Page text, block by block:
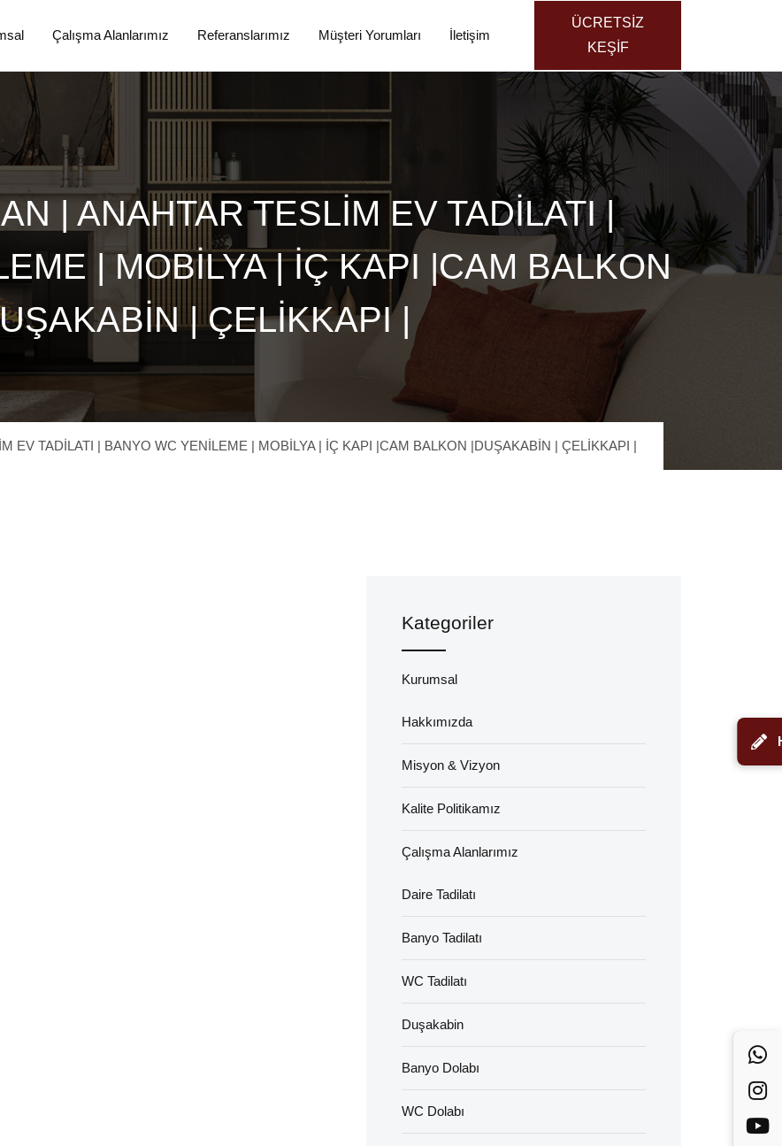
Çalışma Alanlarımız Referanslarımız Müşteri Yorumları İletişim
ÜCRETSİZ
KEŞİF
| ANAHTAR TESLİM EV TADİLATI |
| MOBİLYA | İÇ KAPI |CAM BALKON
| ÇELİKKAPI |
EV TADİLATI | BANYO WC YENİLEME | MOBİLYA | İÇ KAPI |CAM BALKON |DUŞAKABİN | ÇELİKKAPI |
Kategoriler
Kurumsal
Hakkımızda
Misyon & Vizyon
Kalite Politikamız
Çalışma Alanlarımız
Daire Tadilatı
Banyo Tadilatı
WC Tadilatı
Duşakabin
Banyo Dolabı
WC Dolabı